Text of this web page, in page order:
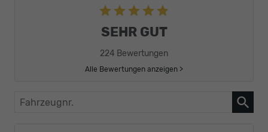
SEHR GUT
224 Bewertungen
Alle Bewertungen anzeigen >
Fahrzeugnr.